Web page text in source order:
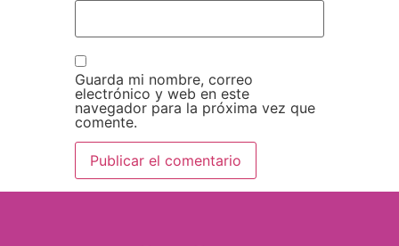
Guarda mi nombre, correo
electrónico y web en este
navegador para la próxima vez que
comente.